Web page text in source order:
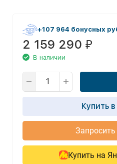
+107 964 бонусных
2 159 290 ₽
В наличии
Купить
Купить на